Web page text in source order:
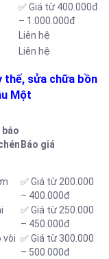
✅ Giá từ 400.000đ
– 1.000.000đ
Liên hệ
Liên hệ
thế, sửa chữa bồn
Một
Báo giá
✅ Giá từ 200.000
– 400.000đ
✅ Giá từ 250.000
– 450.000đ
vòi ✅ Giá từ 300.000
– 500.000đ